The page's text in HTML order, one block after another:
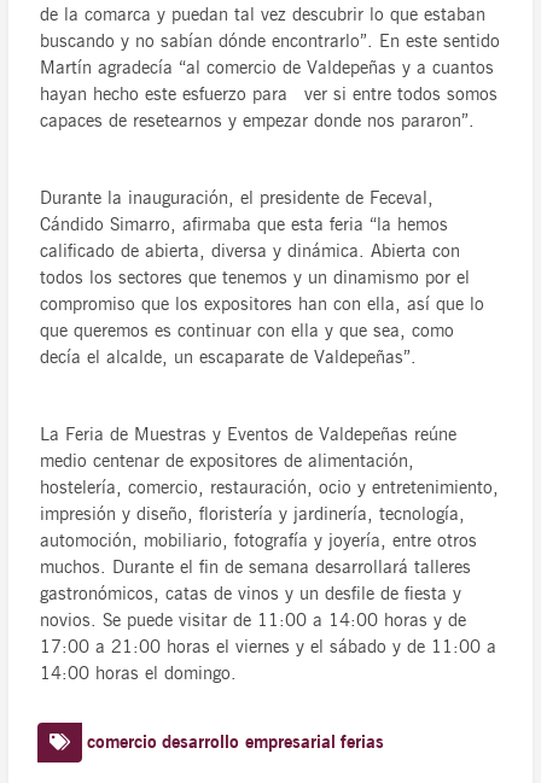
de la comarca y puedan tal vez descubrir lo que estaban
buscando y no sabían dónde encontrarlo”. En este sentido
Martín agradecía “al comercio de Valdepeñas y a cuantos
hayan hecho este esfuerzo para ver si entre todos somos
capaces de resetearnos y empezar donde nos pararon”.
Durante la inauguración, el presidente de Feceval,
Cándido Simarro, afirmaba que esta feria “la hemos
calificado de abierta, diversa y dinámica. Abierta con
todos los sectores que tenemos y un dinamismo por el
compromiso que los expositores han con ella, así que lo
que queremos es continuar con ella y que sea, como
decía el alcalde, un escaparate de Valdepeñas”.
La Feria de Muestras y Eventos de Valdepeñas reúne
medio centenar de expositores de alimentación,
hostelería, comercio, restauración, ocio y entretenimiento,
impresión y diseño, floristería y jardinería, tecnología,
automoción, mobiliario, fotografía y joyería, entre otros
muchos. Durante el fin de semana desarrollará talleres
gastronómicos, catas de vinos y un desfile de fiesta y
novios. Se puede visitar de 11:00 a 14:00 horas y de
17:00 a 21:00 horas el viernes y el sábado y de 11:00 a
14:00 horas el domingo.
comercio desarrollo empresarial ferias